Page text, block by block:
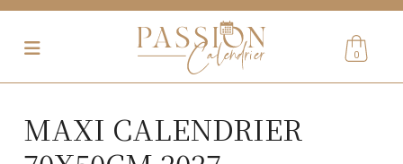
0
MAXI CALENDRIER